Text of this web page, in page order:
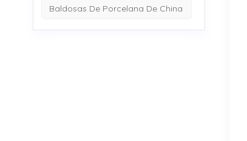
Baldosas De Porcelana De China